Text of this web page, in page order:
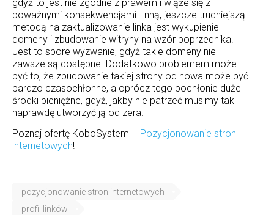
gdyż to jest nie zgodne z prawem i wiąże się z
poważnymi konsekwencjami. Inną, jeszcze trudniejszą
metodą na zaktualizowanie linka jest wykupienie
domeny i zbudowanie witryny na wzór poprzednika.
Jest to spore wyzwanie, gdyż takie domeny nie
zawsze są dostępne. Dodatkowo problemem może
być to, że zbudowanie takiej strony od nowa może być
bardzo czasochłonne, a oprócz tego pochłonie duże
środki pieniężne, gdyż, jakby nie patrzeć musimy tak
naprawdę utworzyć ją od zera.
Poznaj ofertę KoboSystem – Pozycjonowanie stron
internetowych!
pozycjonowanie stron internetowych
profil linków